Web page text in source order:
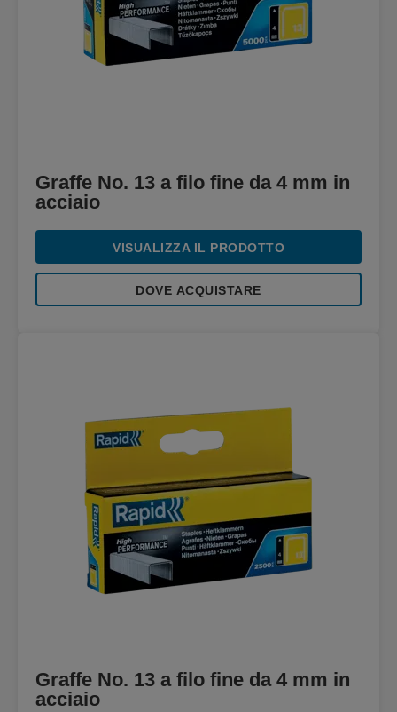
Graffe No. 13 a filo fine da 4 mm in
acciaio
VISUALIZZA IL PRODOTTO
DOVE ACQUISTARE
Graffe No. 13 a filo fine da 4 mm in
acciaio